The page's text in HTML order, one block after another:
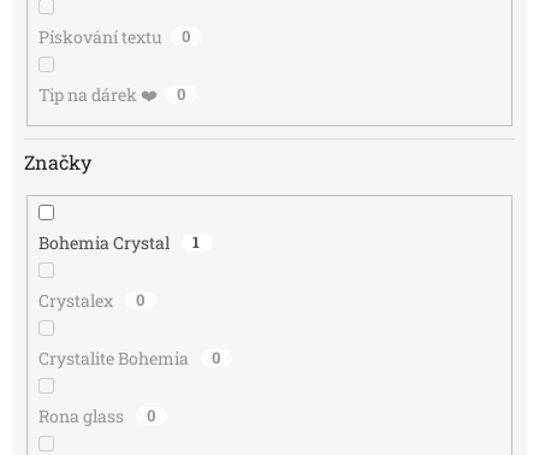
Pískování textu 0
Tip na dárek ❤️ 0
Značky
Bohemia Crystal 1
Crystalex 0
Crystalite Bohemia 0
Rona glass 0